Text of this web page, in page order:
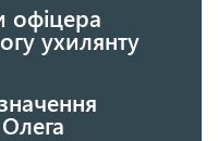
офіцера
ухилянту